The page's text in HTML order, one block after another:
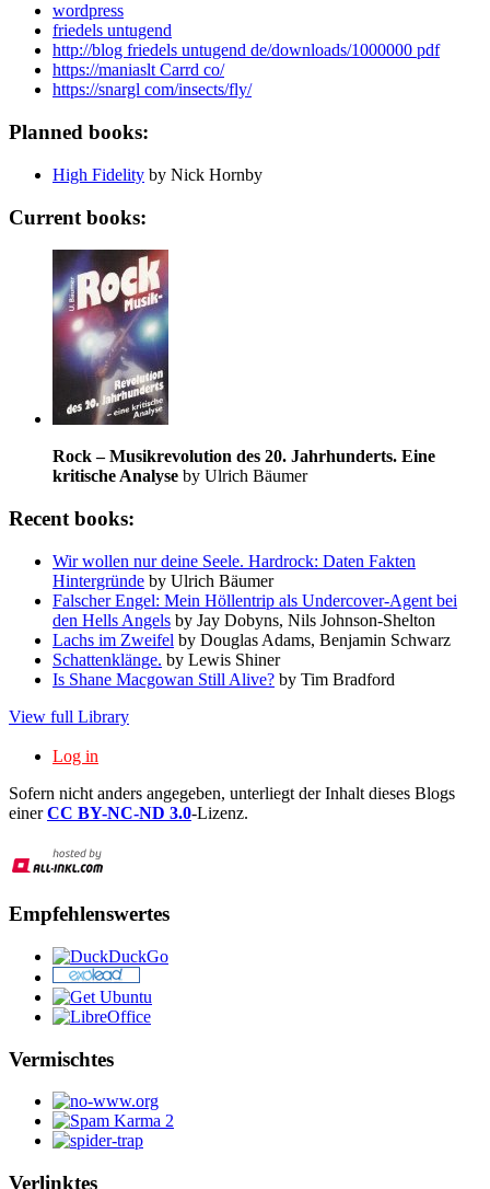
wordpress
friedels untugend
http://blog friedels untugend de/downloads/1000000 pdf
https://maniaslt Carrd co/
https://snargl com/insects/fly/
Planned books:
High Fidelity by Nick Hornby
Current books:
Rock – Musikrevolution des 20. Jahrhunderts. Eine
kritische Analyse by Ulrich Bäumer
Recent books:
Wir wollen nur deine Seele. Hardrock: Daten Fakten
Hintergründe by Ulrich Bäumer
Falscher Engel: Mein Höllentrip als Undercover-Agent bei
den Hells Angels by Jay Dobyns, Nils Johnson-Shelton
Lachs im Zweifel by Douglas Adams, Benjamin Schwarz
Schattenklänge. by Lewis Shiner
Is Shane Macgowan Still Alive? by Tim Bradford
View full Library
Log in
Sofern nicht anders angegeben, unterliegt der Inhalt dieses Blogs
einerCC BY-NC-ND 3.0-Lizenz.
Empfehlenswertes
Vermischtes
Verlinktes